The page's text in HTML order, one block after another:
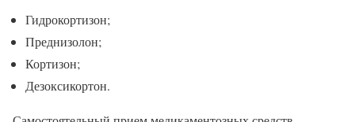
Гидрокортизон;
Преднизолон;
Кортизон;
Дезоксикортон.